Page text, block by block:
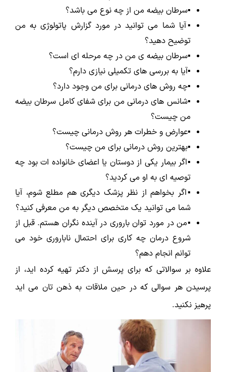
▪️سرطان بیضه من از چه نوع می باشد؟
▪️آیا شما می توانید در مورد گزارش پاتولوژی به من
توضیح دهید؟
▪️سرطان بیضه ی من در چه مرحله ای است؟
▪️آیا به بررسی های تکمیلی نیازی دارم؟
▪️چه روش های درمانی برای من وجود دارد؟
▪️شانس های درمانی من برای شفای کامل سرطان بیضه
من چیست؟
▪️عوارض و خطرات هر روش درمانی چیست؟
▪️بهترین روش درمانی برای من چیست؟
▪️اگر بیمار یکی از دوستان یا اعضای خانواده ات بود چه
توصیه ای به او می کردید؟
▪️اگر بخواهم از نظر پزشک دیگری هم مطلع شوم، آیا
شما می توانید یک متخصص دیگر به من معرفی کنید؟
▪️من در مورد توان باروری در آینده نگران هستم. قبل از
شروع درمان چه کاری برای احتمال ناباروری خود می
توانم انجام دهم؟
علاوه بر سوالاتی که برای پرسش از دکتر تهیه کرده اید، از
پرسیدن هر سوالی که در حین ملاقات به ذهن تان می اید
پرهیز نکنید.